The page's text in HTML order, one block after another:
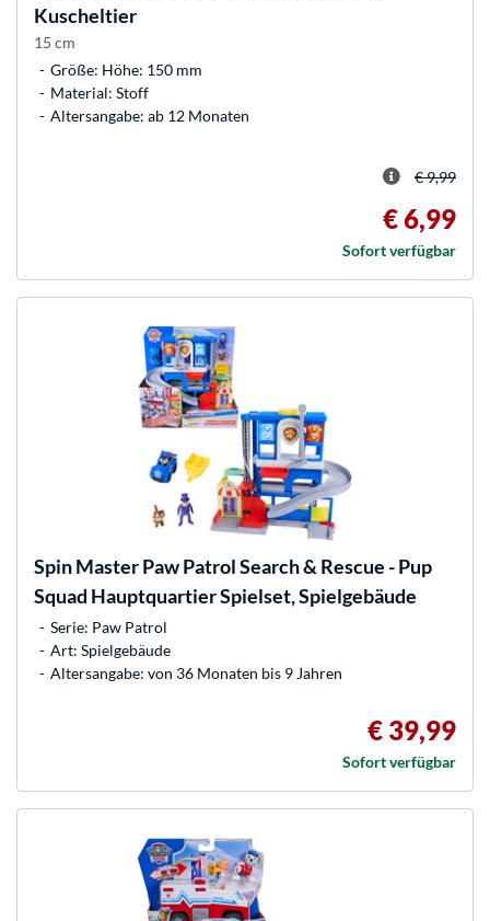
Kuscheltier
15 cm
Größe: Höhe: 150 mm
Material: Stoff
Altersangabe: ab 12 Monaten
€ 9,99
€ 6,99
Sofort verfügbar
Spin MasterPaw Patrol Search & Rescue - Pup
Squad Hauptquartier Spielset, Spielgebäude
Serie: Paw Patrol
Art: Spielgebäude
Altersangabe: von 36 Monaten bis 9 Jahren
€ 39,99
Sofort verfügbar